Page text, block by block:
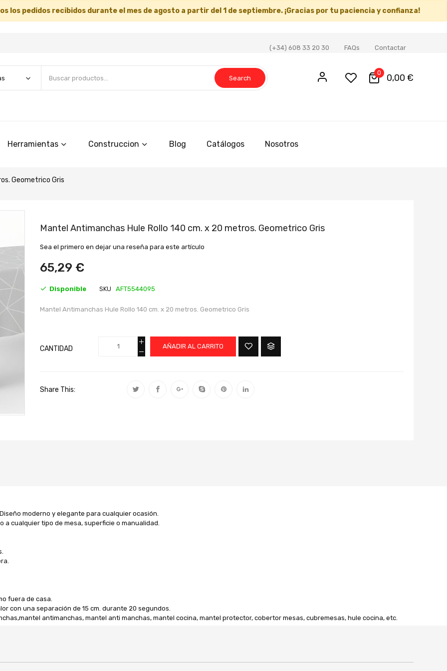
los pedidos recibidos durante el mes de agosto a partir del 1 de septiembre. ¡Gracias por tu paciencia y confianza!
(+34) 608 33 20 30 FAQs Contactar
Search
0 0,00 €
Herramientas Construccion Blog Catálogos Nosotros
Geometrico Gris
comienzo
galería
Mantel Antimanchas Hule Rollo 140 cm. x 20 metros. Geometrico Gris
Sea el primero en dejar una reseña para este artículo
65,29 €
Disponible SKU AFT5544095
Mantel Antimanchas Hule Rollo 140 cm. x 20 metros. Geometrico Gris
CANTIDAD AÑADIR AL CARRITO
Share This:
moderno y elegante para cualquier ocasión.
cualquier tipo de mesa, superficie o manualidad.
fuera de casa.
con una separación de 15 cm. durante 20 segundos.
antimanchas, mantel anti manchas, mantel cocina, mantel protector, cobertor mesas, cubremesas, hule cocina, etc.